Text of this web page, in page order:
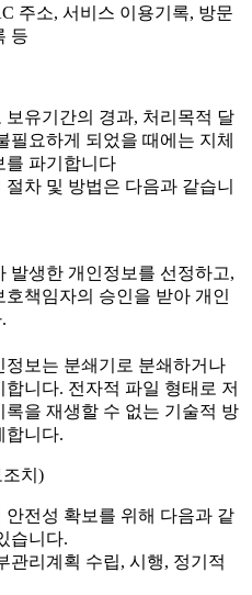
주소, 서비스 이용기록, 방문
등
보유기간의 경과, 처리목적 달
필요하게 되었을 때에는 지체
를 파기합니다
차 및 방법은 다음과 같습니
발생한 개인정보를 선정하고,
호책임자의 승인을 받아 개인
정보는 분쇄기로 분쇄하거나
니다. 전자적 파일 형태로 저
록을 재생할 수 없는 기술적 방
합니다.
치)
안전성 확보를 위해 다음과 같
습니다.
관리계획 수립, 시행, 정기적